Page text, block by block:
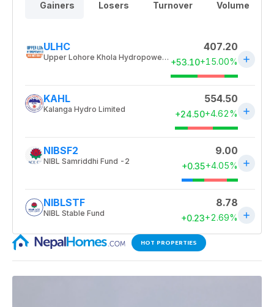
HOT PROPERTIES